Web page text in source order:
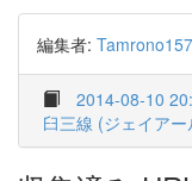
編集者: Tamrono157
2014-08-10
臼三線 (ジェイア